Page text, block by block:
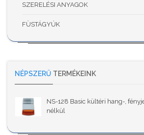
SZERELÉSI ANYAGOK
FÜSTÁGYÚK
NÉPSZERŰ TERMÉKEINK
NS-128 Basic kültéri hang-,
nélkül